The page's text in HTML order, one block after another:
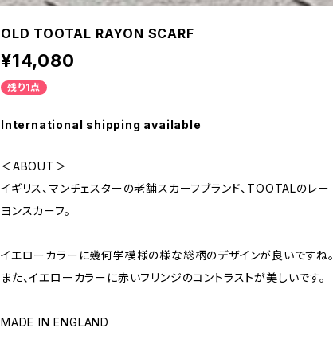
OLD TOOTAL RAYON SCARF
¥14,080
残り1点
International shipping available
＜ABOUT＞
イギリス、マンチェスターの老舗スカーフブランド、TOOTALのレー
ヨンスカーフ。
イエローカラーに幾何学模様の様な総柄のデザインが良いですね。
また、イエローカラーに赤いフリンジのコントラストが美しいです。
MADE IN ENGLAND